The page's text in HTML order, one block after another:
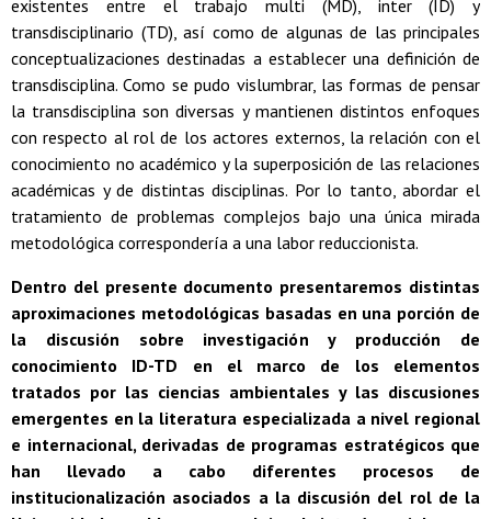
existentes entre el trabajo multi (MD), inter (ID) y
transdisciplinario (TD), así como de algunas de las principales
conceptualizaciones destinadas a establecer una definición de
transdisciplina. Como se pudo vislumbrar, las formas de pensar
la transdisciplina son diversas y mantienen distintos enfoques
con respecto al rol de los actores externos, la relación con el
conocimiento no académico y la superposición de las relaciones
académicas y de distintas disciplinas. Por lo tanto, abordar el
tratamiento de problemas complejos bajo una única mirada
metodológica correspondería a una labor reduccionista.
Dentro del presente documento presentaremos distintas
aproximaciones metodológicas basadas en una porción de
la discusión sobre investigación y producción de
conocimiento ID-TD en el marco de los elementos
tratados por las ciencias ambientales y las discusiones
emergentes en la literatura especializada a nivel regional
e internacional, derivadas de programas estratégicos que
han llevado a cabo diferentes procesos de
institucionalización asociados a la discusión del rol de la